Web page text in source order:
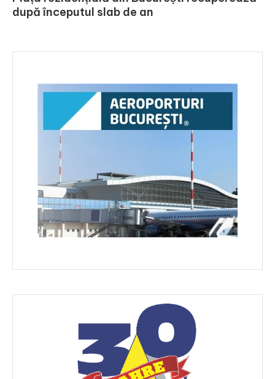
după începutul slab de an